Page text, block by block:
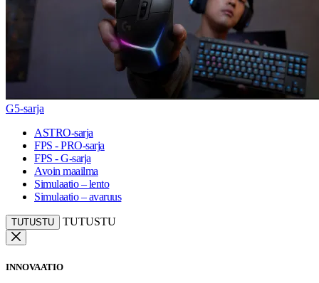
G5-sarja
ASTRO-sarja
FPS - PRO-sarja
FPS - G-sarja
Avoin maailma
Simulaatio – lento
Simulaatio – avaruus
TUTUSTU TUTUSTU
INNOVAATIO